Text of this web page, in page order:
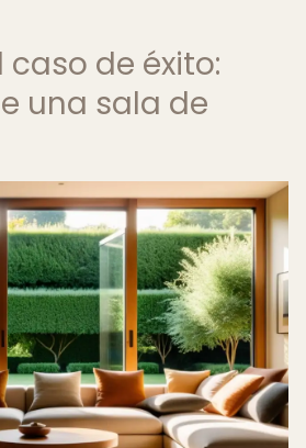
caso de éxito:
una sala de